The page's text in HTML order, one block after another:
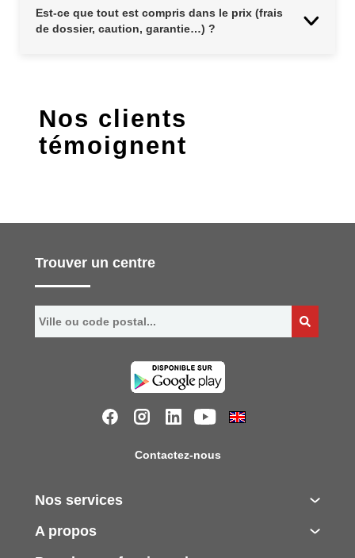
Est-ce que tout est compris dans le prix (frais
de dossier, caution, garantie…) ?
Nos clients
témoignent
Nos services
A propos
Trouver un centre
Contactez-nous